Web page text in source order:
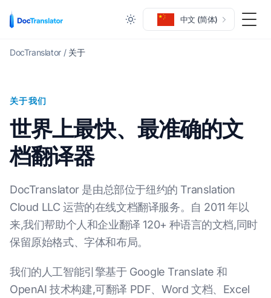
中文 (简体)
切换
DocTranslator / 关于
关于我们
世界上最快、最准确的文
档翻译器
DocTranslator 是由总部位于纽约的 Translation
Cloud LLC 运营的在线文档翻译服务。自 2011 年以
来,我们帮助个人和企业翻译 120+ 种语言的文档,同时
保留原始格式、字体和布局。
我们的人工智能引擎基于 Google Translate 和
OpenAI 技术构建,可翻译 PDF、Word 文档、Excel